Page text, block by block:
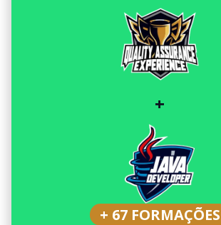
+
+ 67 FORMAÇÕES